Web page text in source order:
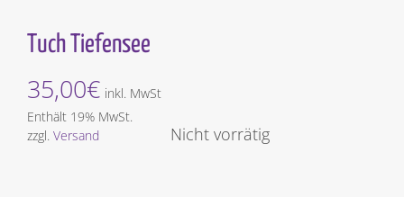
Tuch Tiefensee
35,00€ inkl. MwSt
Enthält 19% MwSt.
zzgl. Versand Nicht vorrätig